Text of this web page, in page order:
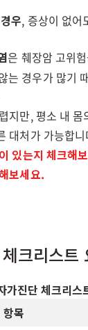
우, 증상이 없어
은 췌장암 고위
는 경우가 많기
지만, 평소 내 몸
대처가 가능합니
있는지 체크해
보세요.
크리스트
가진단 체크리스
목